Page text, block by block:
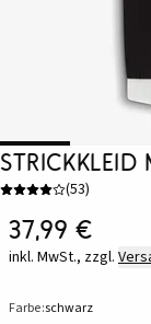
Strickkleid
(53)
37,99 €
inkl. MwSt., zzgl.
Farbe:schwarz